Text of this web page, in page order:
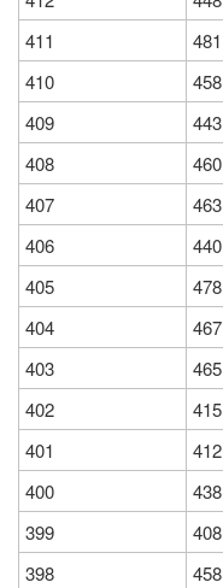
411
481
410
458
409
443
408
460
407
463
406
440
405
478
404
467
403
465
402
415
401
412
400
438
399
408
398
458